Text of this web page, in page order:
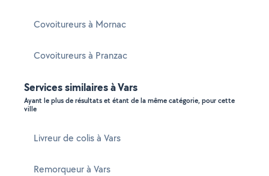
Covoitureurs à Mornac
Covoitureurs à Pranzac
Services similaires à Vars
Ayant le plus de résultats et étant de la même catégorie, pour cette
ville
Livreur de colis à Vars
Remorqueur à Vars